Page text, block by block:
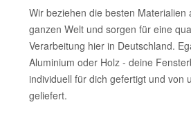
Wir beziehen die besten Materialien
ganzen Welt und sorgen für eine
Verarbeitung hier in Deutschland.
Aluminium oder Holz - deine
individuell für dich gefertigt und von
geliefert.